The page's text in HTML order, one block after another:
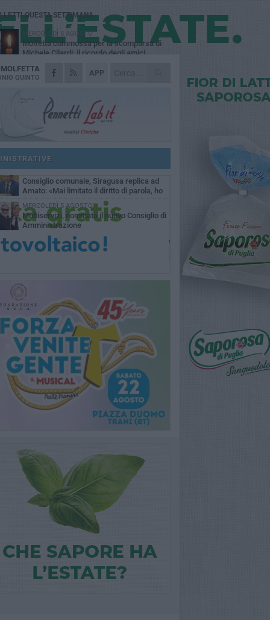
APP
MOLFETTA
QUINTO
LETTI QUESTA SETTIMANA
MERCOLEDÌ 5 AGOSTO
Molfetta commossa per la scomparsa di
Michele Cilardi: il ricordo degli amici
GIOVEDÌ 6 AGOSTO
Marittimo molfettese muore a bordo di un
SABATO 1 AGOSTO
La MTM Molfetta cerca autisti e
accompagnatori per gli scuolabus:
il bando
GIOVEDÌ 6 AGOSTO
Molfetta piange Marta Maria Pisani, ultima
maestra della sartoria molfettese
SABATO 1 AGOSTO
Consiglio comunale, Siragusa replica ad
Amato: «Mai limitato il diritto di parola, ho
rispettare il regolamento»
MERCOLEDÌ 5 AGOSTO
Multiservizi, nominato il nuovo Consiglio di
Amministrazione